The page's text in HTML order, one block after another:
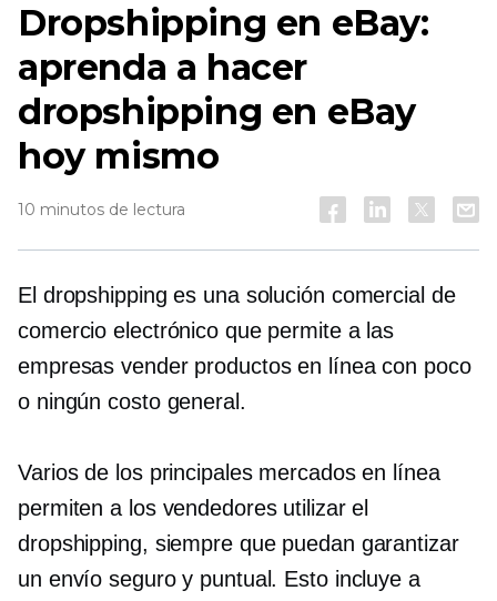
Dropshipping en eBay:
aprenda a hacer
dropshipping en eBay
hoy mismo
10 minutos de lectura
El dropshipping es una solución comercial de
comercio electrónico que permite a las
empresas vender productos en línea con poco
o ningún costo general.
Varios de los principales mercados en línea
permiten a los vendedores utilizar el
dropshipping, siempre que puedan garantizar
un envío seguro y puntual. Esto incluye a